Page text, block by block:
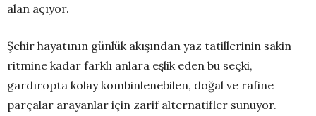
alan açıyor.
Şehir hayatının günlük akışından yaz tatillerinin sakin
ritmine kadar farklı anlara eşlik eden bu seçki,
gardıropta kolay kombinlenebilen, doğal ve rafine
parçalar arayanlar için zarif alternatifler sunuyor.